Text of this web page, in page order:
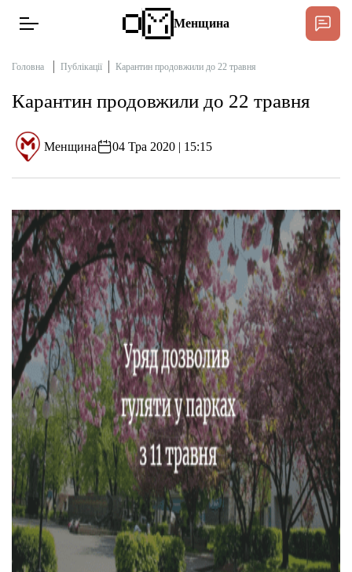
Тексти
Публікації
Про нас
Бюджет
Тендери
Довідник
Контакти
Рекламні прайси
Підтримати «місцевих»
Менщина
Головна Публікації Карантин продовжили до 22 травня
Карантин продовжили до 22 травня
Менщина 04 Тра 2020 | 15:15